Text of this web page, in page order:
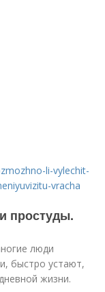
li-vylechit-
vracha
простуды.
люди
быстро устают,
жизни.